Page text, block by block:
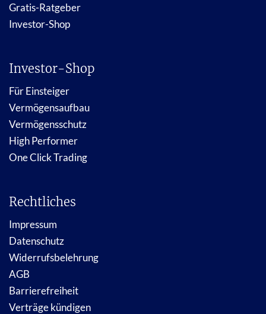
Gratis-Ratgeber
Investor-Shop
Investor-Shop
Für Einsteiger
Vermögensaufbau
Vermögensschutz
High Performer
One Click Trading
Rechtliches
Impressum
Datenschutz
Widerrufsbelehrung
AGB
Barrierefreiheit
Verträge kündigen